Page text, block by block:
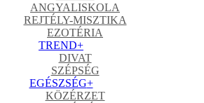
ANGYALISKOLA
REJTÉLY-MISZTIKA
EZOTÉRIA
TREND+
DIVAT
SZÉPSÉG
EGÉSZSÉG+
KÖZÉRZET